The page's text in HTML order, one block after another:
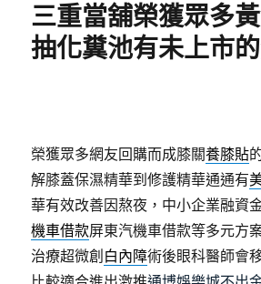
三重當舖榮獲眾多
抽化糞池有未上市
榮獲眾多網友回購而成膝關養膝貼
解膝蓋保濕精華到修護精華通通有
華有效改善因熬夜，中小企業融資
機車借款屏東汽機車借款等多元方
治療超微創 白內障術後眼科醫師會